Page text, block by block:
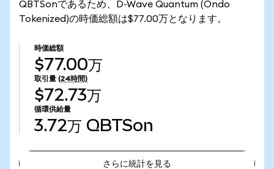
QBTSonであるため、D-Wave Quantum (Ondo
Tokenized)の時価総額は$77.00万となります。
時価総額
$77.00万
取引量 (24時間)
$72.73万
循環供給量
3.72万 QBTSon
さらに統計を見る